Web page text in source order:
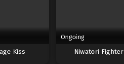
Kiss
Ongoing
Niwatori Fighter